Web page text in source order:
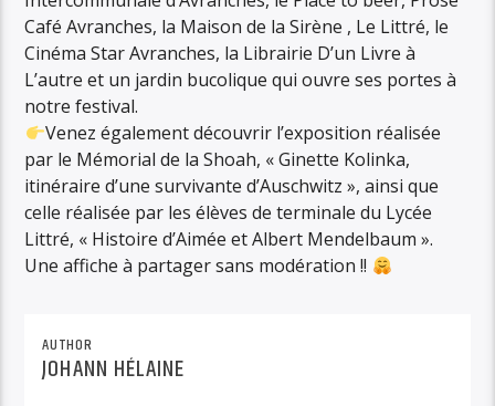
Café Avranches, la Maison de la Sirène , Le Littré, le
Cinéma Star Avranches, la Librairie D’un Livre à
L’autre et un jardin bucolique qui ouvre ses portes à
notre festival.
Venez également découvrir l’exposition réalisée
par le Mémorial de la Shoah, « Ginette Kolinka,
itinéraire d’une survivante d’Auschwitz », ainsi que
celle réalisée par les élèves de terminale du Lycée
Littré, « Histoire d’Aimée et Albert Mendelbaum ».
Une affiche à partager sans modération !!
AUTHOR
JOHANN HÉLAINE